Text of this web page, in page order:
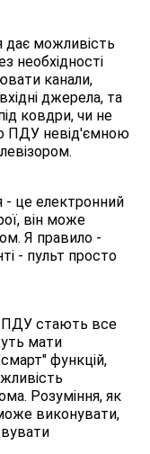
дає можливість
необхідності
канали,
джерела, та
ковдри, чи не
ПДУ невід'ємною
- це електронний
він може
Я правило -
- пульт просто
ПДУ стають все
мати
функцій,
Розуміння, як
виконувати,